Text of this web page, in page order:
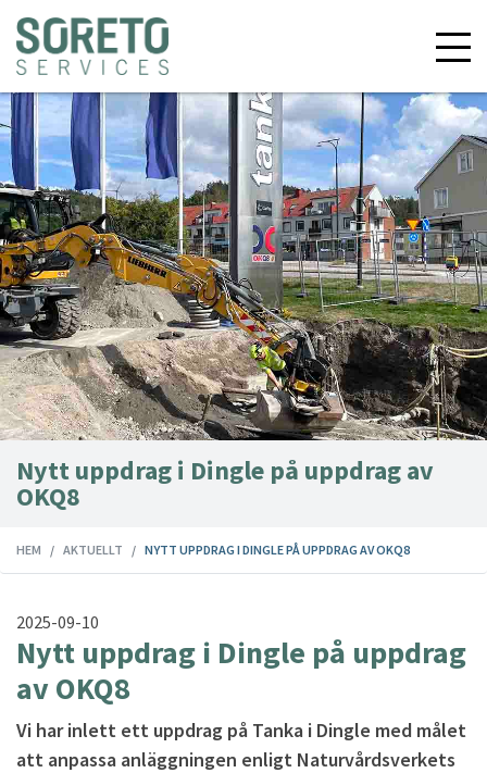
Nytt uppdrag i Dingle på uppdrag av
OKQ8
HEM AKTUELLT NYTT UPPDRAG I DINGLE PÅ UPPDRAG AV OKQ8
2025-09-10
Nytt uppdrag i Dingle på uppdrag
av OKQ8
Vi har inlett ett uppdrag på Tanka i Dingle med målet
att anpassa anläggningen enligt Naturvårdsverkets